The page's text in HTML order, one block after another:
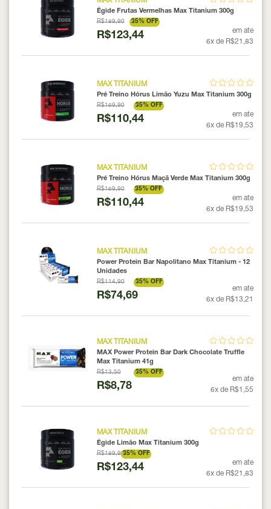
Égide Frutas Vermelhas Max Titanium 300g
R$189,90 35% OFF
R$123,44
em ate
6x de R$21,83
MAX TITANIUM
Pré Treino Hórus Limão Yuzu Max Titanium 300g
R$169,90 35% OFF
R$110,44
em ate
6x de R$19,53
MAX TITANIUM
Pré Treino Hórus Maçã Verde Max Titanium 300g
R$169,90 35% OFF
R$110,44
em ate
6x de R$19,53
MAX TITANIUM
Power Protein Bar Napolitano Max Titanium - 12
Unidades
R$114,90 35% OFF
R$74,69
em ate
6x de R$13,21
MAX TITANIUM
MAX Power Protein Bar Dark Chocolate Truffle
Max Titanium 41g
R$13,50 35% OFF
R$8,78
em ate
6x de R$1,55
MAX TITANIUM
Égide Limão Max Titanium 300g
R$189,9035% OFF
R$123,44
em ate
6x de R$21,83